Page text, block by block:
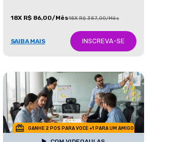
18X R$ 86,00/Mês18X R$ 387,00/Mês
SAIBA MAIS INSCREVA-SE
GANHE 2 POS PARA VOCE +1 PARA UM AMIGO